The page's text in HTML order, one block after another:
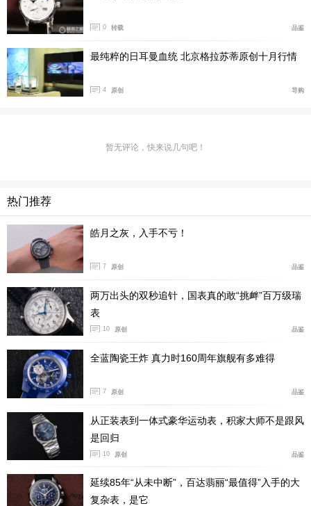
点位可见格拉苏蒂原创的标志性大日历，这一品牌经典元
素采用独特的同轴同平面双数字盘结构，蓝色背景映衬白
色数字，摒弃传统分隔条的设计更显纯粹。位于6点钟位
置的飞行陀飞轮，由格拉苏蒂制表大师阿尔弗雷德·海威
格于 1920年首创，如今在铂金表壳的映衬下，更显轻盈
灵动。腕表以当代制表艺术致敬品牌百年工艺传承，演绎
传统工艺与现代设计的精彩对话。
0 转载 品鉴
最纯粹的日耳曼血统 北京格拉苏蒂原创十月行情
4 原创 导购
暂无评论，快来说几句吧！
热门推荐
皓月之灰，入手不亏！
7 原创 品鉴
两万出头的双秒追针，国表真的敢“挑衅”百万级瑞
表
10 原创 品鉴
全蓝陶瓷王炸 真力时160周年旗舰有多难得
7 原创 品鉴
从正装表到一体式豪华运动表，积家大师不是跟风
是回归
10 原创 品鉴
延续85年“从未中断”，百达翡丽“最值得”入手的大
复杂表，是它